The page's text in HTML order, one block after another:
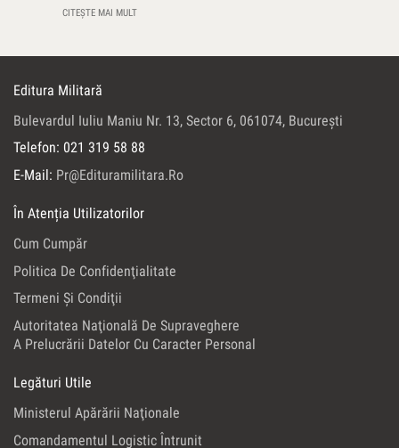
CITEȘTE MAI MULT
Editura Militară
Bulevardul Iuliu Maniu Nr. 13, Sector 6, 061074, Bucureşti
Telefon: 021 319 58 88
E-Mail: Pr@edituramilitara.ro
În Atenția Utilizatorilor
Cum Cumpăr
Politica De Confidenţialitate
Termeni Şi Condiţii
Autoritatea Naţională De Supraveghere
A Prelucrării Datelor Cu Caracter Personal
Legături Utile
Ministerul Apărării Naţionale
Comandamentul Logistic Întrunit